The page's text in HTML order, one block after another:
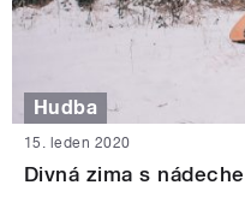
Hudba
15. leden 2020
Divná zima s